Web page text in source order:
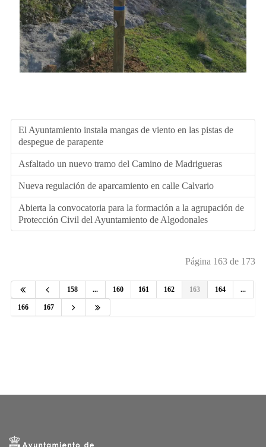
El Ayuntamiento instala mangas de viento en las pistas de
despegue de parapente
Asfaltado un nuevo tramo del Camino de Madrigueras
Nueva regulación de aparcamiento en calle Calvario
Abierta la convocatoria para la formación a la agrupación de
Protección Civil del Ayuntamiento de Algodonales
Página 163 de 173
158 ... 160 161 162 163 164 ...
166 167